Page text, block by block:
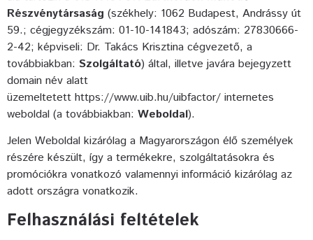
Részvénytársaság (székhely: 1062 Budapest, Andrássy út
59.; cégjegyzékszám: 01-10-141843; adószám: 27830666-
2-42; képviseli: Dr. Takács Krisztina cégvezető, a
továbbiakban: Szolgáltató) által, illetve javára bejegyzett
domain név alatt
üzemeltetett https://www.uib.hu/uibfactor/ internetes
weboldal (a továbbiakban: Weboldal).
Jelen Weboldal kizárólag a Magyarországon élő személyek
részére készült, így a termékekre, szolgáltatásokra és
promóciókra vonatkozó valamennyi információ kizárólag az
adott országra vonatkozik.
Felhasználási feltételek